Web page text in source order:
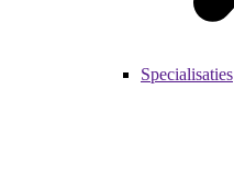
Specialisaties